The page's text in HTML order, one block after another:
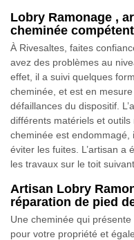
Lobry Ramonage ,
cheminée
À Rivesaltes, faites
avez des problèmes au
effet, il a suivi quelques
cheminée, et est en
défaillances du dispositif.
différents matériels et
cheminée est
éviter les fuites. L’artisan a
les travaux sur le toit
Artisan Lobry
réparation de pied
Une cheminée qui
pour votre propriété et